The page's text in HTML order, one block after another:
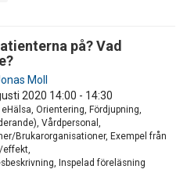
på? Vad
Moll
2020 14:00 - 14:30
Orientering, Fördjupning,
Vårdpersonal,
Brukarorganisationer, Exempel från
Inspelad föreläsning